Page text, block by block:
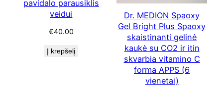
pavidalo parausiklis
veidui
€40.00
Į krepšelį
Dr. MEDION Spaoxy
Gel Bright Plus Spaoxy
skaistinanti gelinė
kaukė su CO2 ir itin
skvarbia vitamino C
forma APPS (6
vienetai)